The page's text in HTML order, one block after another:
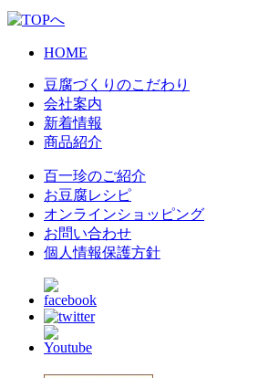
HOME
豆腐づくりのこだわり
会社案内
新着情報
商品紹介
百一珍のご紹介
お豆腐レシピ
オンラインショッピング
お問い合わせ
個人情報保護方針